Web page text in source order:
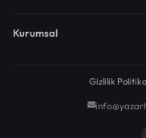
Kurumsal
Gizlilik